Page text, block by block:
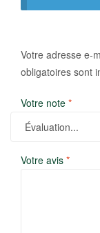
litres
Votre adresse e-
obligatoires sont
Votre note *
Votre avis *